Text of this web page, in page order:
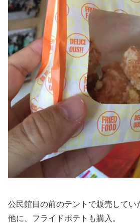
公民館目の前のテントで販売してい
他に、フライドポテトも購入。